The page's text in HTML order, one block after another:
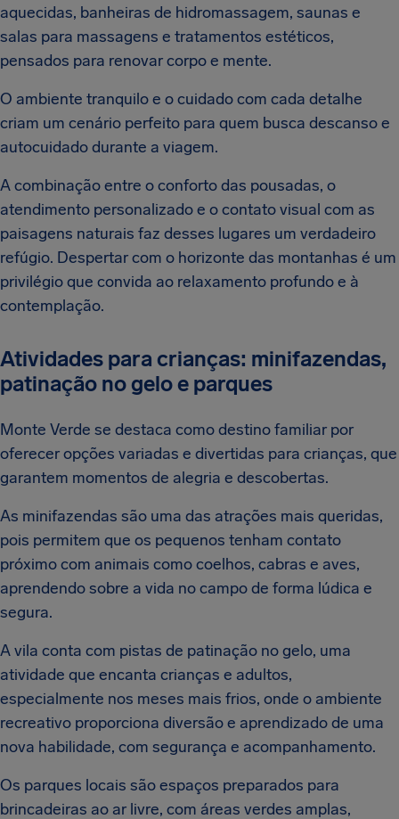
aquecidas, banheiras de hidromassagem, saunas e
salas para massagens e tratamentos estéticos,
pensados para renovar corpo e mente.
O ambiente tranquilo e o cuidado com cada detalhe
criam um cenário perfeito para quem busca descanso e
autocuidado durante a viagem.
A combinação entre o conforto das pousadas, o
atendimento personalizado e o contato visual com as
paisagens naturais faz desses lugares um verdadeiro
refúgio. Despertar com o horizonte das montanhas é um
privilégio que convida ao relaxamento profundo e à
contemplação.
Atividades para crianças: minifazendas,
patinação no gelo e parques
Monte Verde se destaca como destino familiar por
oferecer opções variadas e divertidas para crianças, que
garantem momentos de alegria e descobertas.
As minifazendas são uma das atrações mais queridas,
pois permitem que os pequenos tenham contato
próximo com animais como coelhos, cabras e aves,
aprendendo sobre a vida no campo de forma lúdica e
segura.
A vila conta com pistas de patinação no gelo, uma
atividade que encanta crianças e adultos,
especialmente nos meses mais frios, onde o ambiente
recreativo proporciona diversão e aprendizado de uma
nova habilidade, com segurança e acompanhamento.
Os parques locais são espaços preparados para
brincadeiras ao ar livre, com áreas verdes amplas,